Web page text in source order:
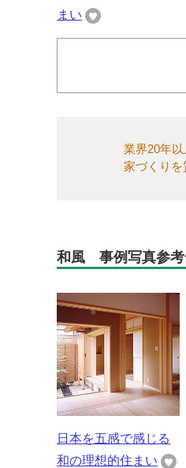
まい
業界20年
家づくりを
和風 事例写真参考
日本を五感で感じる
和の理想的住まい